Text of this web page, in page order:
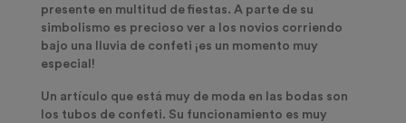
presente en multitud de fiestas. A parte de su
simbolismo es precioso ver a los novios corriendo
bajo una lluvia de confeti ¡es un momento muy
especial!
Un artículo que está muy de moda en las bodas son
los tubos de confeti. Su funcionamiento es muy